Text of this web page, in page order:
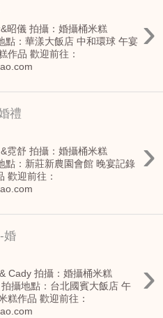
›
昭儀 拍攝：婚攝桶米糕
點：華漾大飯店 中和環球 午宴
作品 歡迎前往：
禮
›
霓舒 拍攝：婚攝桶米糕
點：新莊新農園會館 晚宴記錄
歡迎前往：
婚
›
Cady 拍攝：婚攝桶米糕
攝地點：台北國賓大飯店 午
糕作品 歡迎前往：